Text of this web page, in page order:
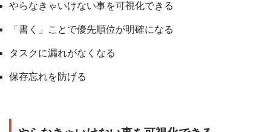
やらなきゃいけない事を可視化できる
「書く」ことで優先順位が明確になる
タスクに漏れがなくなる
保存忘れを防げる